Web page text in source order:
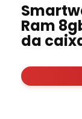
Ram
da